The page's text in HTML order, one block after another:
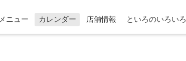
メニュー カレンダー 店舗情報 といろのいろいろ